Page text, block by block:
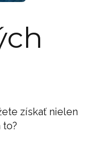
získať nielen